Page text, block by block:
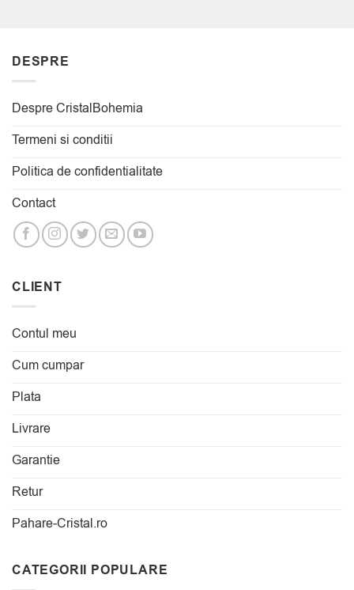
DESPRE
Despre CristalBohemia
Termeni si conditii
Politica de confidentialitate
Contact
CLIENT
Contul meu
Cum cumpar
Plata
Livrare
Garantie
Retur
Pahare-Cristal.ro
CATEGORII POPULARE